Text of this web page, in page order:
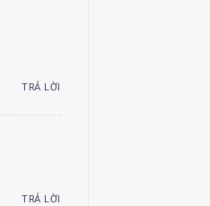
TRẢ LỜI
TRẢ LỜI